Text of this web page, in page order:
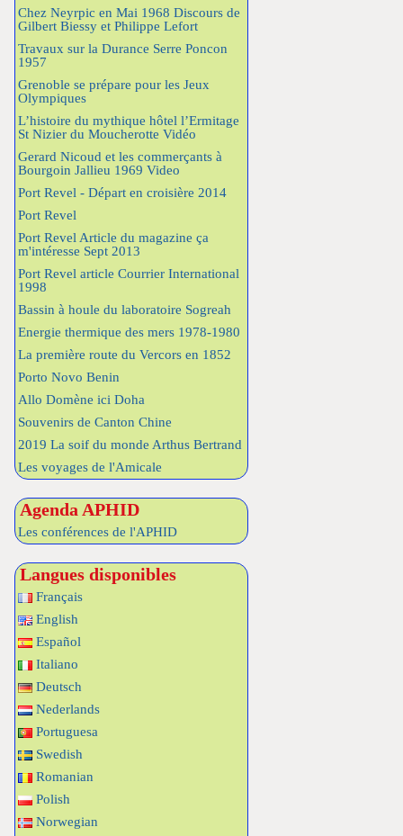
Chez Neyrpic en Mai 1968 Discours de
Gilbert Biessy et Philippe Lefort
Travaux sur la Durance Serre Poncon
1957
Grenoble se prépare pour les Jeux
Olympiques
L’histoire du mythique hôtel l’Ermitage
St Nizier du Moucherotte Vidéo
Gerard Nicoud et les commerçants à
Bourgoin Jallieu 1969 Video
Port Revel - Départ en croisière 2014
Port Revel
Port Revel Article du magazine ça
m'intéresse Sept 2013
Port Revel article Courrier International
1998
Bassin à houle du laboratoire Sogreah
Energie thermique des mers 1978-1980
La première route du Vercors en 1852
Porto Novo Benin
Allo Domène ici Doha
Souvenirs de Canton Chine
2019 La soif du monde Arthus Bertrand
Les voyages de l'Amicale
Agenda APHID
Les conférences de l'APHID
Langues disponibles
Français
English
Español
Italiano
Deutsch
Nederlands
Portuguesa
Swedish
Romanian
Polish
Norwegian